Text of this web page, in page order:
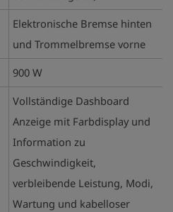
Elektronische Bremse hinten
und Trommelbremse vorne
900 W
Vollständige Dashboard
Anzeige mit Farbdisplay und
Information zu
Geschwindigkeit,
verbleibende Leistung, Modi,
Wartung und kabelloser